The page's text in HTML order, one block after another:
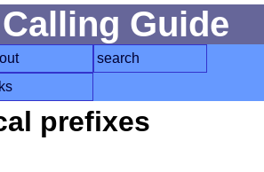
Guide
search
prefixes